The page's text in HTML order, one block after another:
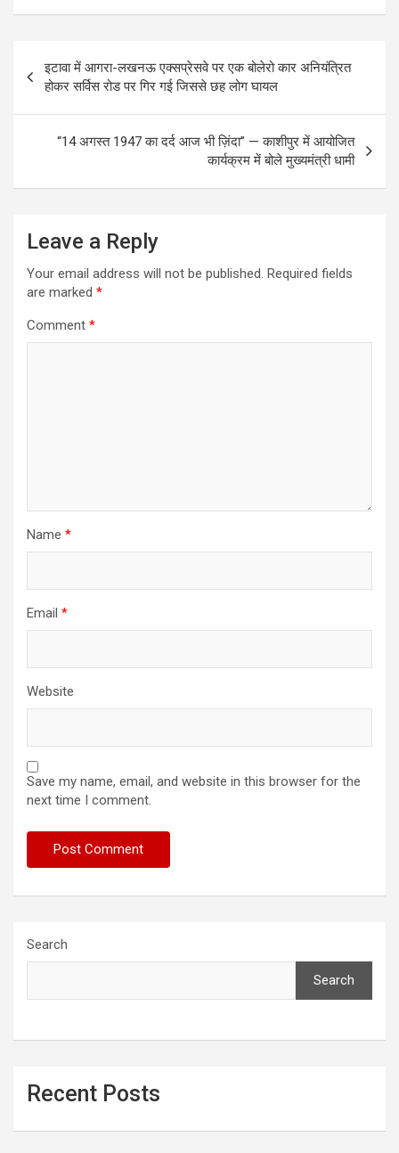
b
o
o
k
s
A
p
p
e
navigation
इटावा में आगरा-लखनऊ एक्सप्रेसवे पर एक बोलेरो कार अनियंत्रित
होकर सर्विस रोड पर गिर गई जिससे छह लोग घायल
“14 अगस्त 1947 का दर्द आज भी ज़िंदा” — काशीपुर में आयोजित
कार्यक्रम में बोले मुख्यमंत्री धामी
Leave a Reply
Your email address will not be published. Required fields
are marked *
Comment *
Name *
Email *
Website
Save my name, email, and website in this browser for the
next time I comment.
Search
Search
Recent Posts